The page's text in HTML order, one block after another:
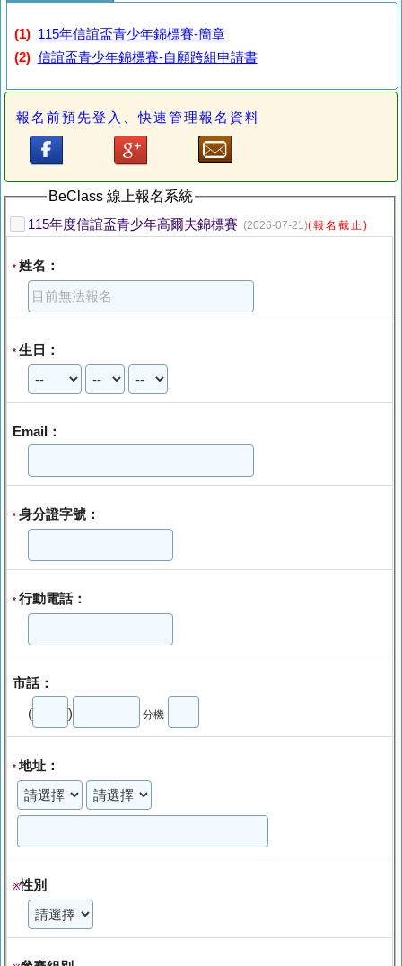
(1) 115年信誼盃青少年錦標賽-簡章
(2) 信誼盃青少年錦標賽-自願跨組申請書
報名前預先登入、快速管理報名資料
BeClass 線上報名系統
115年度信誼盃青少年高爾夫錦標賽 (2026-07-21)(報名截止)
* 姓名：
* 生日：
Email：
* 身分證字號：
* 行動電話：
市話：
( ) 分機
*地址：
※性別